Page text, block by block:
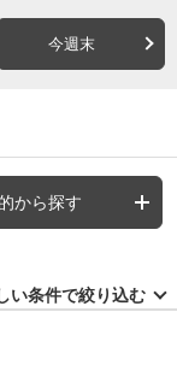
今週末
から探す
い条件で絞り込む